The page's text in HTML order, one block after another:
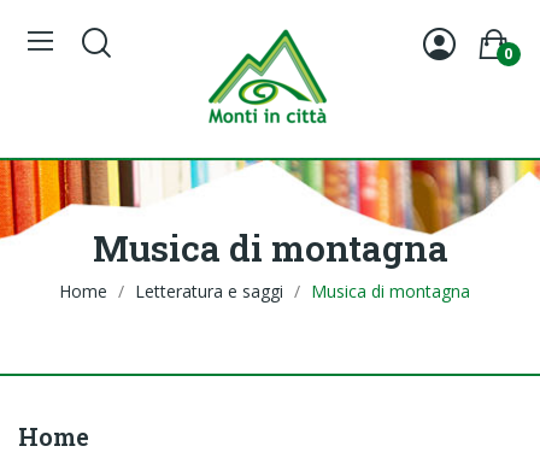
0
Musica di montagna
Home Letteratura e saggi Musica di montagna
Home